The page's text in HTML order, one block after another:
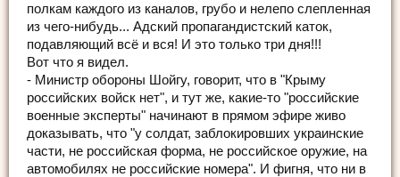
полкам каждого из каналов, грубо и нелепо слепленная
из чего-нибудь... Адский пропагандистский каток,
подавляющий всё и вся! И это только три дня!!!
Вот что я видел.
- Министр обороны Шойгу, говорит, что в "Крыму
российских войск нет", и тут же, какие-то "российские
военные эксперты" начинают в прямом эфире живо
доказывать, что "у солдат, заблокировших украинские
части, не российская форма, не российское оружие, на
автомобилях не российские номера". И фигня, что ни в